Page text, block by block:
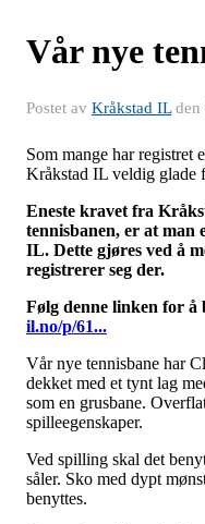
Vår nye
Postet av Kråkstad ILden
Som mange har registret
Kråkstad IL veldig glade
Eneste kravet fra
tennisbanen, er at man
IL. Dette gjøres ved å
registrerer seg der.
Følg denne linken for å
il.no/p/61...
Vår nye tennisbane har
dekket med et tynt lag
som en grusbane.
spilleegenskaper.
Ved spilling skal det
såler. Sko med dypt
benyttes.